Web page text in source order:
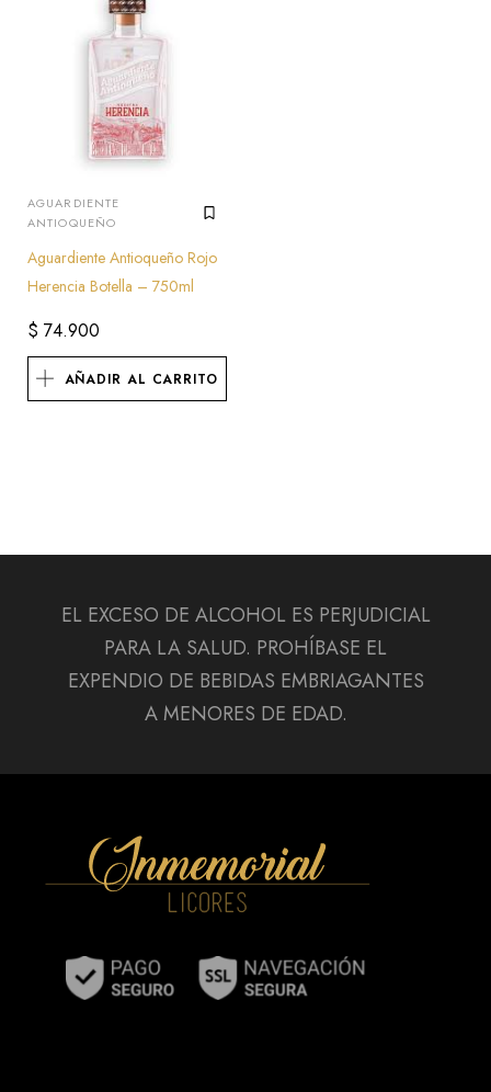
AGUARDIENTE
ANTIOQUEÑO
Aguardiente Antioqueño Rojo
Herencia Botella – 750ml
$ 74.900
AÑADIR AL CARRITO
EL EXCESO DE ALCOHOL ES PERJUDICIAL
PARA LA SALUD. PROHÍBASE EL
EXPENDIO DE BEBIDAS EMBRIAGANTES
A MENORES DE EDAD.